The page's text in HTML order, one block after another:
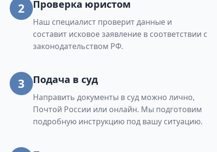
2 Проверка юристом
Наш специалист проверит данные и
составит исковое заявление в соответствии с
законодательством РФ.
3 Подача в суд
Направить документы в суд можно лично,
Почтой России или онлайн. Мы подготовим
подробную инструкцию под вашу ситуацию.